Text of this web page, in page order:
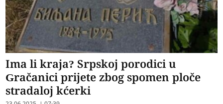
Ima li kraja? Srpskoj porodici u
Gračanici prijete zbog spomen ploče
stradaloj kćerki